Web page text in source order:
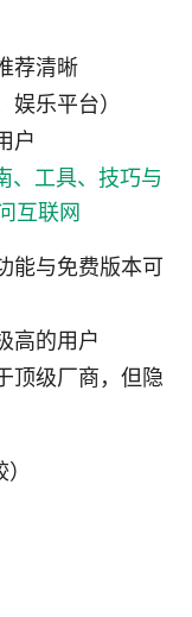
荐清晰
乐平台）
户
、工具、技巧与
互联网
能与免费版本可
高的用户
顶级厂商，但隐